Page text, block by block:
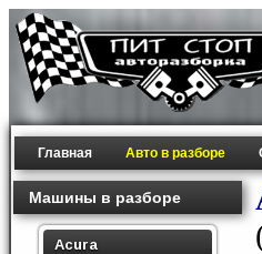
Главная Авто в разборе
Машины в разборе
Acura